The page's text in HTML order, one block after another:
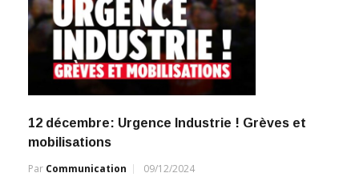
12 décembre: Urgence Industrie ! Grèves et
mobilisations
Par Communication 09/12/2024